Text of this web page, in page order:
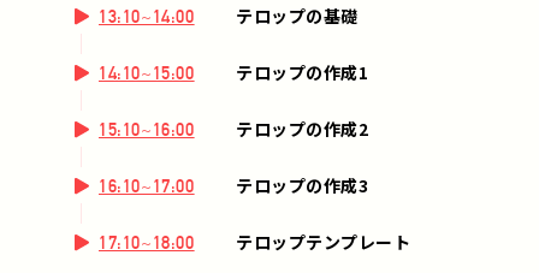
13:10~14:00 テロップの基礎
14:10~15:00 テロップの作成1
15:10~16:00 テロップの作成2
16:10~17:00 テロップの作成3
17:10~18:00 テロップテンプレート